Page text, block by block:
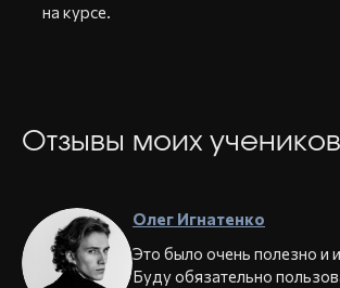
на курсе.
Отзывы моих учеников
Олег Игнатенко
Это было очень полезно и
Буду обязательно